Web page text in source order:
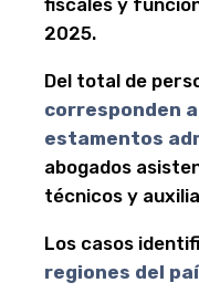
2025.
Del total de
corresponden
estamentos
abogados
técnicos y
Los casos
regiones del